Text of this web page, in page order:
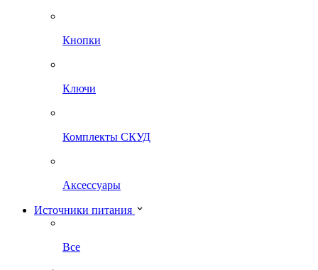
Кнопки
Ключи
Комплекты СКУД
Аксессуары
Источники питания
Все